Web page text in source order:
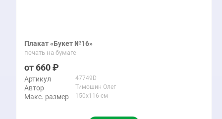
Плакат «Букет №16»
печать на бумаге
660
Артикул 47749D
Автор Тимошин Олег
Макс. размер 150x116 см